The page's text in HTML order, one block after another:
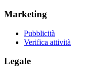
Marketing
Pubblicità
Verifica attività
Legale